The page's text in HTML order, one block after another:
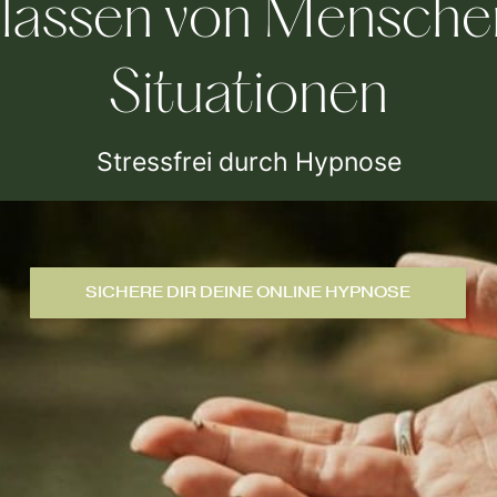
von
Situationen
Stressfrei durch Hypnose
SICHERE DIR DEINE ONLINE HYPNOSE